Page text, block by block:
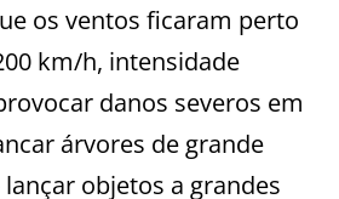
os ventos ficaram perto
km/h, intensidade
danos severos em
árvores de grande
objetos a grandes